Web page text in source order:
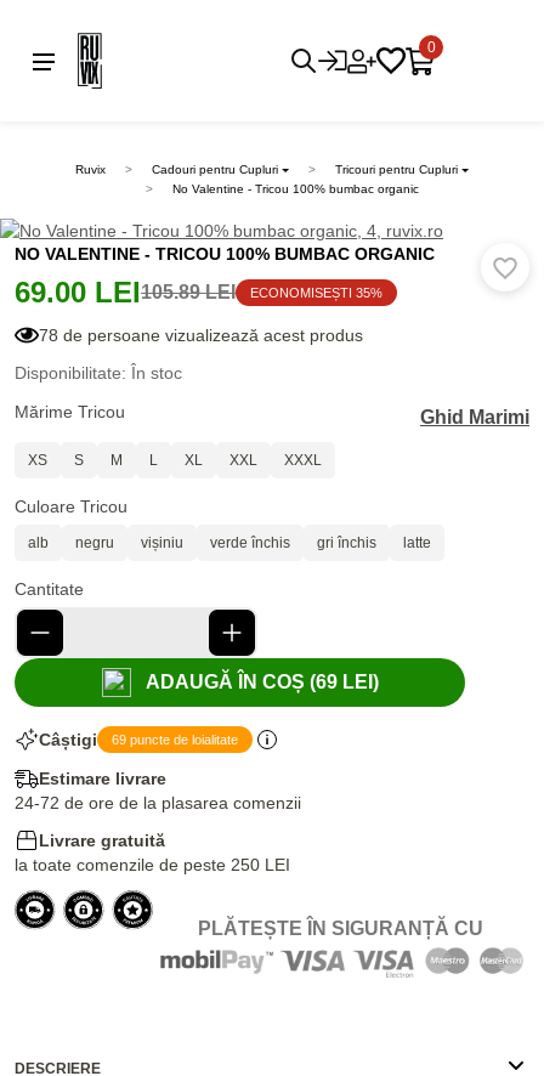
0
Ruvix Cadouri pentru Cupluri
Tricouri pentru Cupluri
No Valentine - Tricou 100% bumbac organic
NO VALENTINE - TRICOU 100% BUMBAC ORGANIC
69.00 LEI105.89 LEI ECONOMISEȘTI 35%
78 de persoane vizualizează acest produs
Disponibilitate: În stoc
Mărime Tricou
Ghid Marimi
XS S M L XL XXL XXXL
Culoare Tricou
alb negru vișiniu verde închis gri închis latte
Cantitate
ADAUGĂ ÎN COȘ (69 LEI)
Câștigi 69 puncte de loialitate
Estimare livrare
24-72 de ore de la plasarea comenzii
Livrare gratuită
la toate comenzile de peste 250 LEI
PLĂTEȘTE ÎN SIGURANȚĂ CU
DESCRIERE